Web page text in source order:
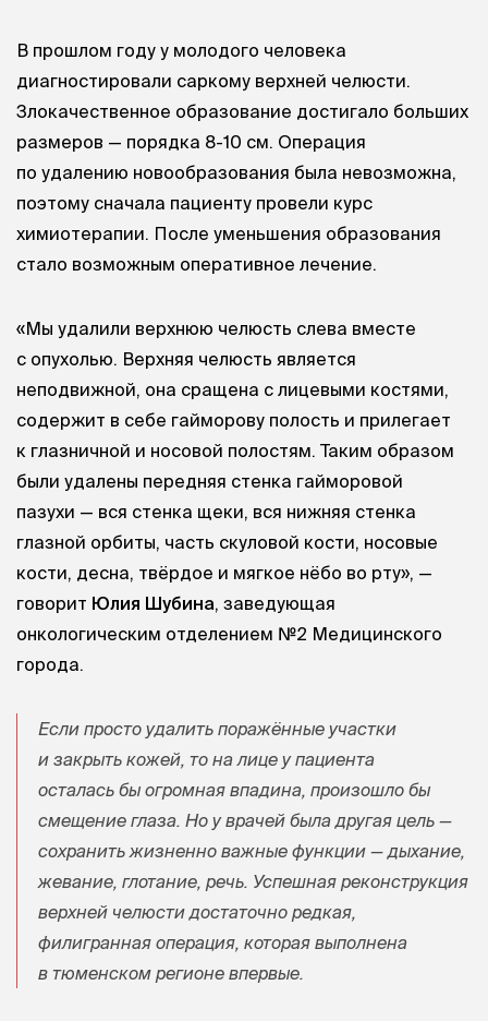
В прошлом году у молодого человека
диагностировали саркому верхней челюсти.
Злокачественное образование достигало больших
размеров — порядка 8-10 см. Операция
по удалению новообразования была невозможна,
поэтому сначала пациенту провели курс
химиотерапии. После уменьшения образования
стало возможным оперативное лечение.
«Мы удалили верхнюю челюсть слева вместе
с опухолью. Верхняя челюсть является
неподвижной, она сращена с лицевыми костями,
содержит в себе гайморову полость и прилегает
к глазничной и носовой полостям. Таким образом
были удалены передняя стенка гайморовой
пазухи — вся стенка щеки, вся нижняя стенка
глазной орбиты, часть скуловой кости, носовые
кости, десна, твёрдое и мягкое нёбо во рту», —
говорит Юлия Шубина, заведующая
онкологическим отделением №2 Медицинского
города.
Если просто удалить поражённые участки
и закрыть кожей, то на лице у пациента
осталась бы огромная впадина, произошло бы
смещение глаза. Но у врачей была другая цель —
сохранить жизненно важные функции — дыхание,
жевание, глотание, речь. Успешная реконструкция
верхней челюсти достаточно редкая,
филигранная операция, которая выполнена
в тюменском регионе впервые.